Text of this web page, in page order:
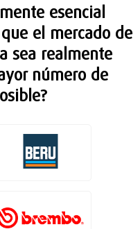
esencial
el mercado de
sea realmente
número de